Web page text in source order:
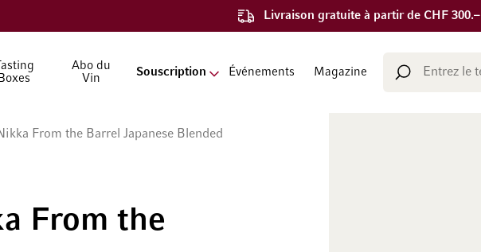
Livraison gratuite à partir de CHF 300.–
Tasting
Boxes
Abo du
Vin
Souscription Événements Magazine
Chercher
From the Barrel Japanese Blended
From the